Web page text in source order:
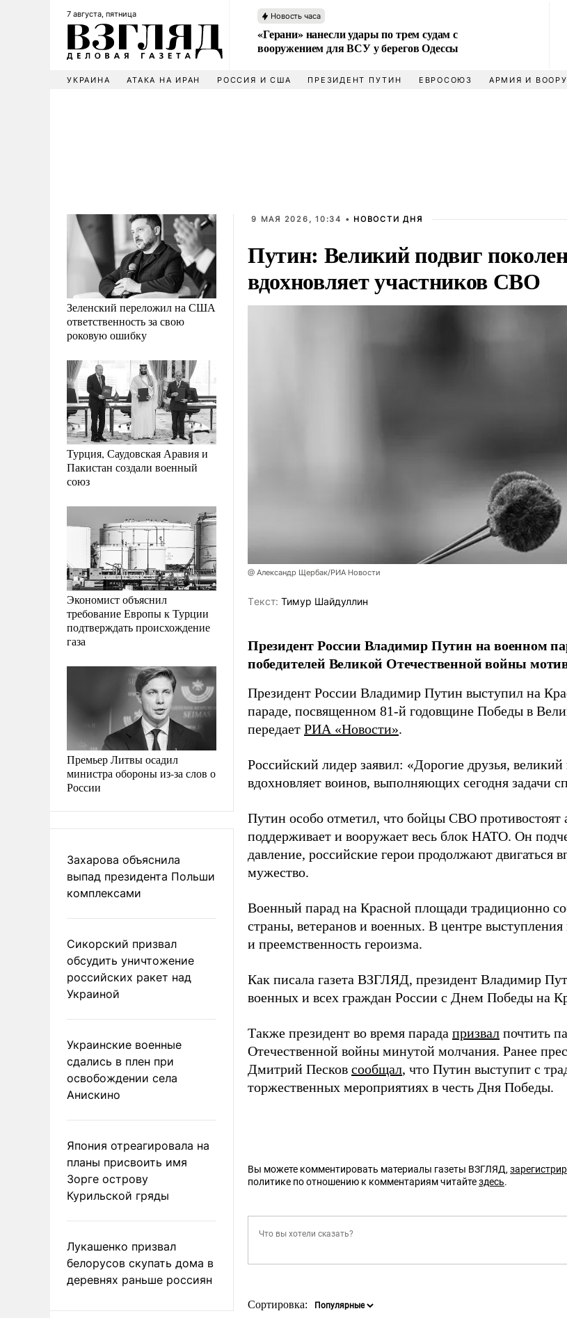
7 августа, пятница Новость часа
«Герани» нанесли удары по трем судам с
вооружением для ВСУ у берегов Одессы
УКРАИНА АТАКА НА ИРАН РОССИЯ И США ПРЕЗИДЕНТ ПУТИН ЕВРОСОЮЗ АРМИЯ И
Зеленский переложил на США
ответственность за свою
роковую ошибку
Турция, Саудовская Аравия и
Пакистан создали военный
союз
Экономист объяснил
требование Европы к Турции
подтверждать происхождение
газа
Премьер Литвы осадил
министра обороны из-за слов о
России
Захарова объяснила
выпад президента Польши
комплексами
Сикорский призвал
обсудить уничтожение
российских ракет над
Украиной
Украинские военные
сдались в плен при
освобождении села
Анискино
Япония отреагировала на
планы присвоить имя
Зорге острову
Курильской гряды
Лукашенко призвал
белорусов скупать дома в
деревнях раньше россиян
9 МАЯ 2026, 10:34 • НОВОСТИ ДНЯ
Путин: Великий подвиг
вдохновляет участников СВО
@ Александр Щербак/РИА Новости
Tекст: Тимур Шайдуллин
Президент России Владимир Путин на военном
победителей Великой Отечественной войны
Президент России Владимир Путин выступил на
параде, посвященном 81-й годовщине Победы в
передает РИА «Новости».
Российский лидер заявил: «Дорогие друзья,
вдохновляет воинов, выполняющих сегодня задачи
Путин особо отметил, что бойцы СВО противостоят
поддерживает и вооружает весь блок НАТО. Он
давление, российские герои продолжают двигаться
мужество.
Военный парад на Красной площади традиционно
страны, ветеранов и военных. В центре
и преемственность героизма.
Как писала газета ВЗГЛЯД, президент Владимир
военных и всех граждан России с Днем Победы на
Также президент во время парада призвал почтить
Отечественной войны минутой молчания. Ранее
Дмитрий Песков сообщал, что Путин выступит с
торжественных мероприятиях в честь Дня Победы.
Вы можете комментировать материалы газеты ВЗГЛЯД,
политике по отношению к комментариям читайтездесь.
Сортировка: